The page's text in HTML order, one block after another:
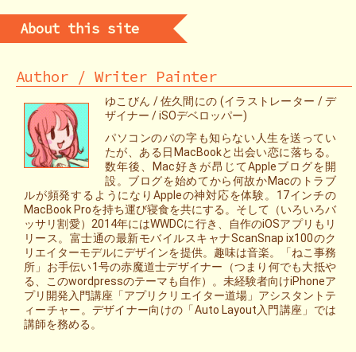
About this site
Author / Writer Painter
ゆこびん / 佐久間にの (イラストレーター / デ
ザイナー / iSOデベロッパー)
パソコンのパの字も知らない人生を送ってい
たが、ある日MacBookと出会い恋に落ちる。
数年後、Mac好きが昂じてAppleブログを開
設。ブログを始めてから何故かMacのトラブ
ルが頻発するようになりAppleの神対応を体験。17インチの
MacBook Proを持ち運び寝食を共にする。そして（いろいろバ
ッサリ割愛）2014年にはWWDCに行き、自作のiOSアプリもリ
リース。富士通の最新モバイルスキャナScanSnap ix100のク
リエイターモデルにデザインを提供。趣味は音楽。「ねこ事務
所」お手伝い1号の赤魔道士デザイナー（つまり何でも大抵や
る、このwordpressのテーマも自作）。未経験者向けiPhoneア
プリ開発入門講座「アプリクリエイター道場」アシスタントテ
ィーチャー。デザイナー向けの「Auto Layout入門講座」では
講師を務める。